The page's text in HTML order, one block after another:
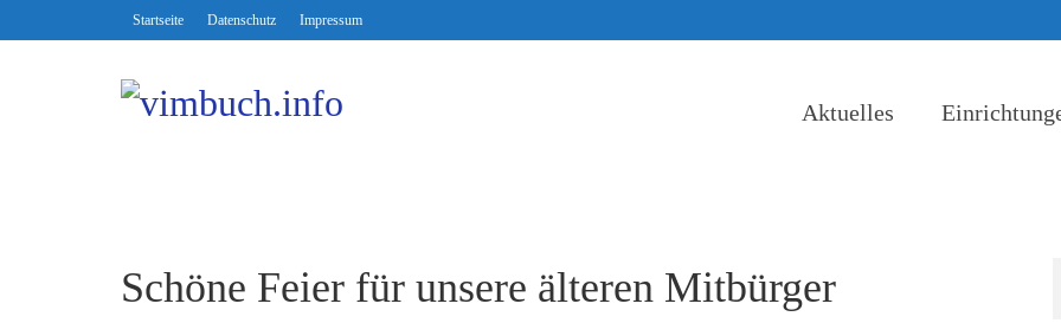
Startseite Datenschutz Impressum
Aktuelles
Schöne Feier für unsere älteren Mitbürger